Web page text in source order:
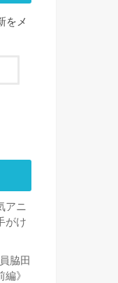
をメ
アニ
がけ
脇田
》